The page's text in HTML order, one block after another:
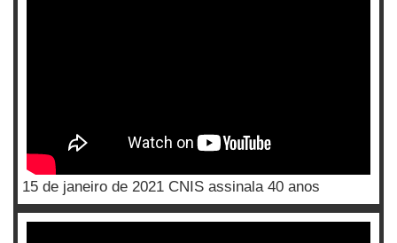
15 de janeiro de 2021 CNIS assinala 40 anos